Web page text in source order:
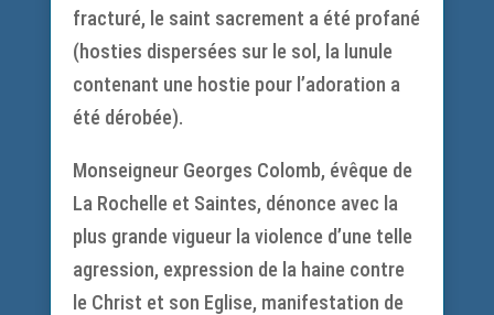
fracturé, le saint sacrement a été profané
(hosties dispersées sur le sol, la lunule
contenant une hostie pour l’adoration a
été dérobée).
Monseigneur Georges Colomb, évêque de
La Rochelle et Saintes, dénonce avec la
plus grande vigueur la violence d’une telle
agression, expression de la haine contre
le Christ et son Eglise, manifestation de